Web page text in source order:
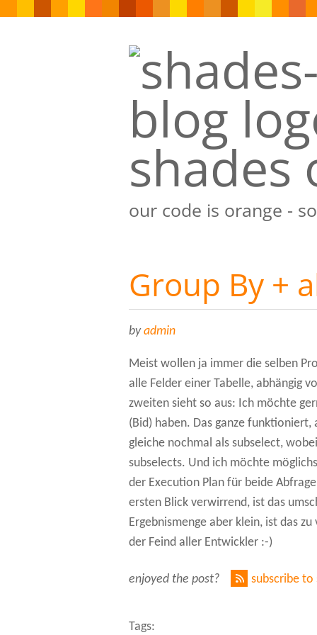
shades
our code is orange -
Group By +
byadmin
Meist wollen ja immer die selben
alle Felder einer Tabelle, abhängig
zweiten sieht so aus: Ich möchte
(Bid) haben. Das ganze funktioniert,
gleiche nochmal als subselect,
subselects. Und ich möchte
der Execution Plan für beide
ersten Blick verwirrend, ist das
Ergebnismenge aber klein, ist das
der Feind aller Entwickler :-)
enjoyed the post? subscribe to
Tags: